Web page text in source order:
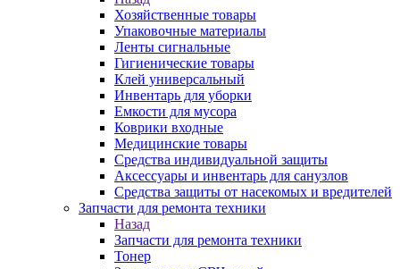
Хозяйственные товары
Упаковочные материалы
Ленты сигнальные
Гигиенические товары
Клей универсальный
Инвентарь для уборки
Емкости для мусора
Коврики входные
Медицинские товары
Средства индивидуальной защиты
Аксессуары и инвентарь для санузлов
Средства защиты от насекомых и вредителей
Запчасти для ремонта техники
Назад
Запчасти для ремонта техники
Тонер